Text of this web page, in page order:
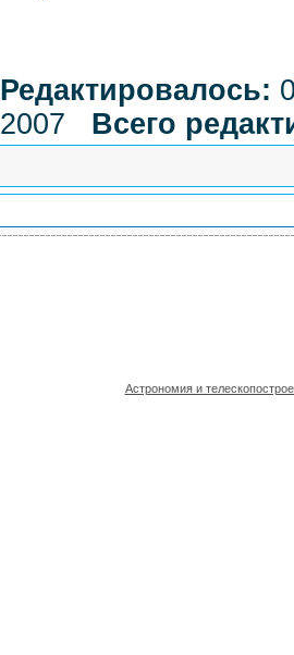
Редактировалось:
2007 Всего
Астрономия и